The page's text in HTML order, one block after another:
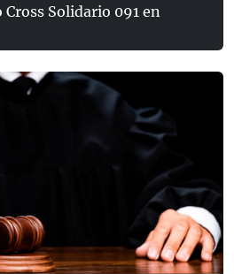
Solidario 091 en